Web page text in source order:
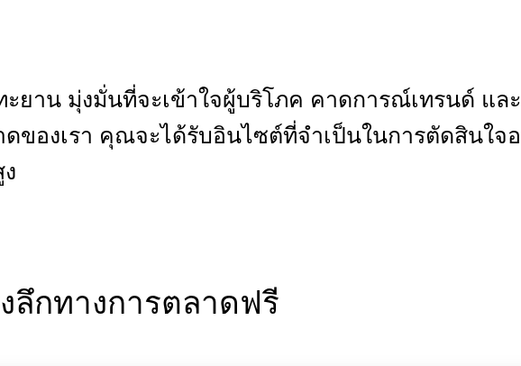
าน มุ่งมั่นที่จะเข้าใจผู้บริโภค คาดการณ์เทรนด์ แล
ของเรา คุณจะได้รับอินไซต์ที่จำเป็นในการตัดสินใ
ลึกทางการตลาดฟรี